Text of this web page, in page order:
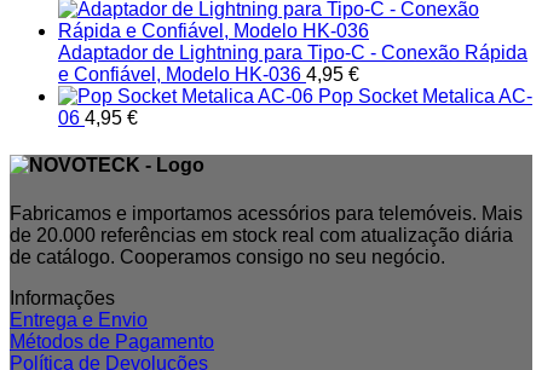
Adaptador de Lightning para Tipo-C - Conexão Rápida
e Confiável, Modelo HK-036 4,95 €
Pop Socket Metalica AC-
06 4,95 €
Fabricamos e importamos acessórios para telemóveis. Mais
de 20.000 referências em stock real com atualização diária
de catálogo. Cooperamos consigo no seu negócio.
Informações
Entrega e Envio
Métodos de Pagamento
Política de Devoluções